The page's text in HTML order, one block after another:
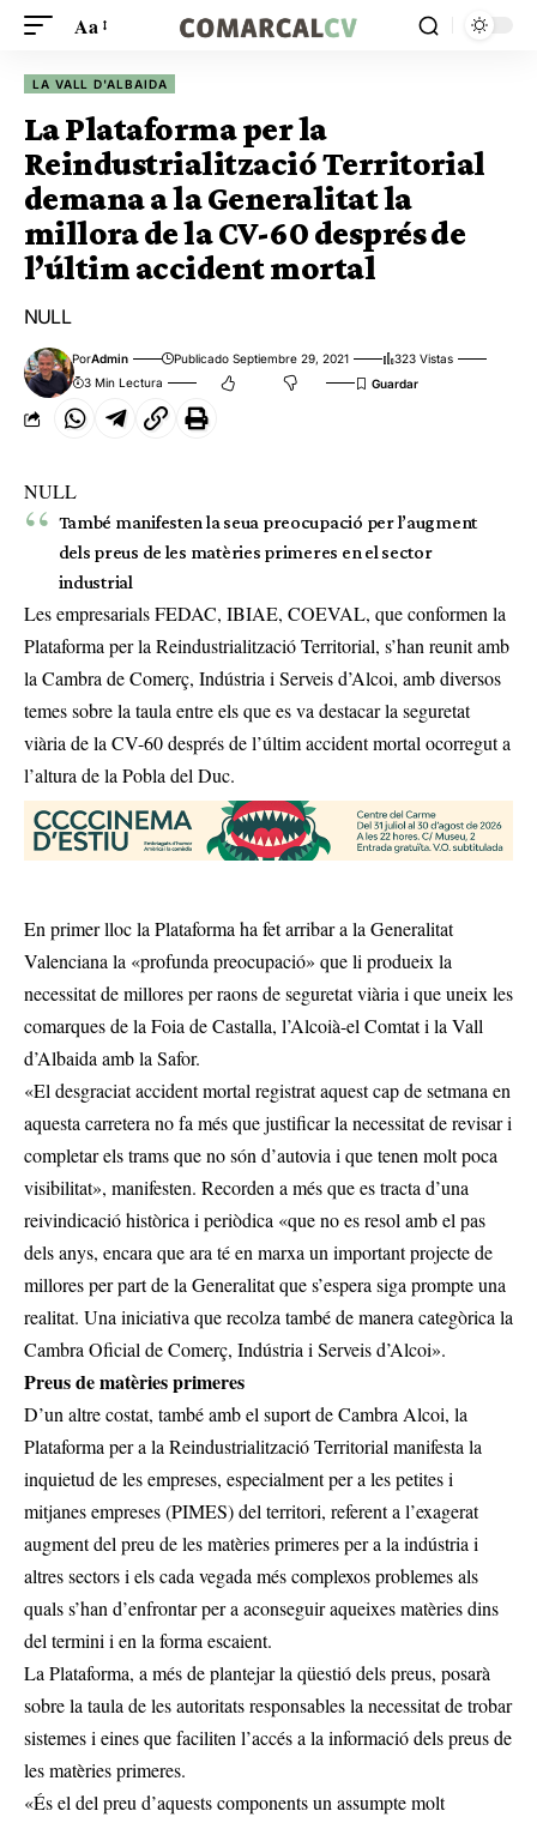
Aa
LA VALL D'ALBAIDA
La Plataforma per la
Reindustrialització Territorial
demana a la Generalitat la
millora de la CV-60 després de
l’últim accident mortal
NULL
PorAdmin Publicado Septiembre 29, 2021
323 Vistas
3 Min Lectura
NULL
També manifesten la seua preocupació per l’augment
dels preus de les matèries primeres en el sector
industrial
Les empresarials FEDAC, IBIAE, COEVAL, que conformen la
Plataforma per la Reindustrialització Territorial, s’han reunit amb
la Cambra de Comerç, Indústria i Serveis d’Alcoi, amb diversos
temes sobre la taula entre els que es va destacar la seguretat
viària de la CV-60després de l’últim accident mortal ocorregut a
l’altura de la Pobla del Duc.
En primer lloc la Plataforma ha fet arribar a la Generalitat
Valenciana la «profunda preocupació» que li produeix la
necessitat de millores per raons de seguretat viària i que uneix les
comarques de la Foia de Castalla, l’Alcoià-el Comtat i la Vall
d’Albaida amb la Safor.
«El desgraciat accident mortal registrat aquest cap de setmana en
aquesta carretera no fa més que justificar la necessitat de revisar i
completar els trams que no són d’autovia i que tenen molt poca
visibilitat», manifesten. Recorden a més que es tracta d’una
reivindicació històrica i periòdica «que no es resol amb el pas
dels anys, encara que ara té en marxa un important projecte de
millores per part de la Generalitat que s’espera siga prompte una
realitat. Una iniciativa que recolza també de manera categòrica la
Cambra Oficial de Comerç, Indústria i Serveis d’Alcoi».
Preus de matèries primeres
D’un altre costat, també amb el suport de Cambra Alcoi, la
Plataforma per a la Reindustrialització Territorial manifesta la
inquietud de les empreses, especialment per a les petites i
mitjanes empreses (PIMES) del territori, referent a l’exagerat
augment del preu de les matèries primeres per a la indústria i
altres sectors i els cada vegada més complexos problemes als
quals s’han d’enfrontar per a aconseguir aqueixes matèries dins
del termini i en la forma escaient.
La Plataforma, a més de plantejar la qüestió dels preus, posarà
sobre la taula de les autoritats responsables la necessitat de trobar
sistemes i eines que faciliten l’accés a la informació dels preus de
les matèries primeres.
«És el del preu d’aquests components un assumpte molt